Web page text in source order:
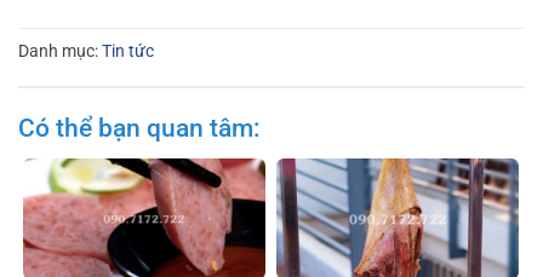
Danh mục:Tin tức
Có thể bạn quan tâm: